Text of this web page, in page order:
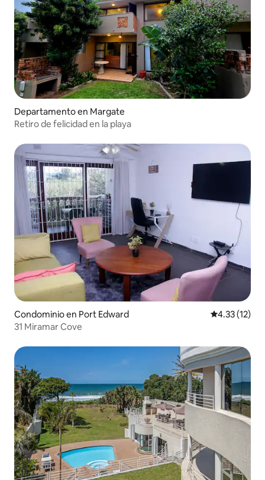
Departamento en Margate
Retiro de felicidad en la playa
Condominio en Port Edward Calificación
4.33 (12)
31 Miramar Cove